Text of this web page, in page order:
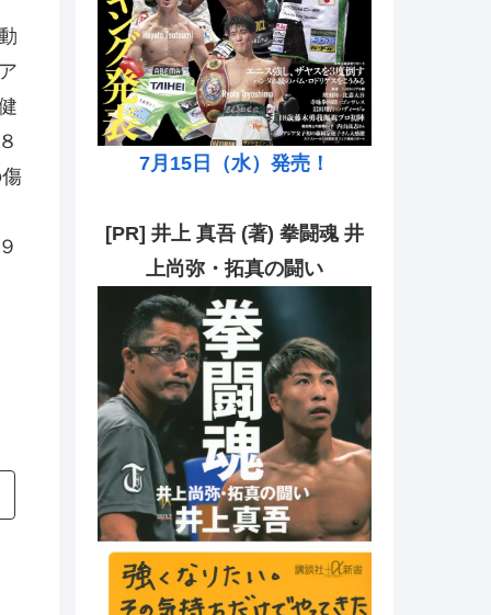
7月15日（水）発売！
[PR] 井上 真吾 (著) 拳闘魂 井
上尚弥・拓真の闘い